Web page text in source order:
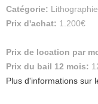
Catégorie: Lithographie
Prix d'achat: 1.200€
Prix de location par
Prix du bail 12 mois:
Plus d'informations sur